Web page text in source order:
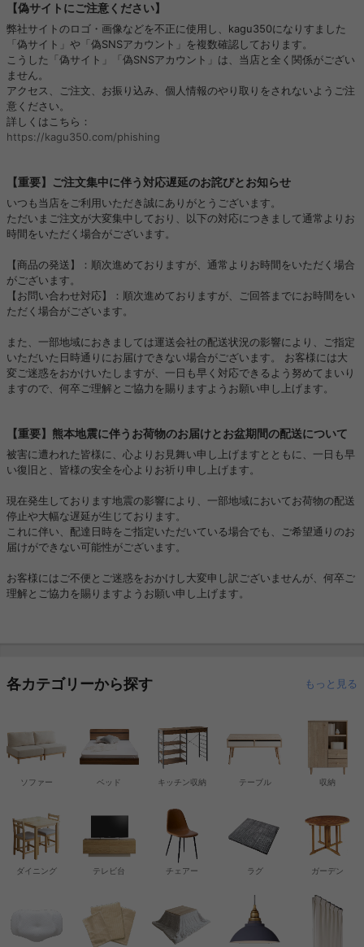
【偽サイトにご注意ください】
弊社サイトのロゴ・画像などを不正に使用し、kagu350になりすました
「偽サイト」や「偽SNSアカウント」を複数確認しております。
こうした「偽サイト」「偽SNSアカウント」は、当店と全く関係がござい
ません。
アクセス、ご注文、お振り込み、個人情報のやり取りをされないようご注
意ください。
詳しくはこちら：
https://kagu350.com/phishing
【重要】ご注文集中に伴う対応遅延のお詫びとお知らせ
いつも当店をご利用いただき誠にありがとうございます。
ただいまご注文が大変集中しており、以下の対応につきまして通常よりお
時間をいただく場合がございます。
【商品の発送】：順次進めておりますが、通常よりお時間をいただく場合
がございます。
【お問い合わせ対応】：順次進めておりますが、ご回答までにお時間をい
ただく場合がございます。
また、一部地域におきましては運送会社の配送状況の影響により、ご指定
いただいた日時通りにお届けできない場合がございます。 お客様には大
変ご迷惑をおかけいたしますが、一日も早く対応できるよう努めてまいり
ますので、何卒ご理解とご協力を賜りますようお願い申し上げます。
【重要】熊本地震に伴うお荷物のお届けとお盆期間の配送について
被害に遭われた皆様に、心よりお見舞い申し上げますとともに、一日も早
い復旧と、皆様の安全を心よりお祈り申し上げます。
現在発生しております地震の影響により、一部地域においてお荷物の配送
停止や大幅な遅延が生じております。
これに伴い、配達日時をご指定いただいている場合でも、ご希望通りのお
届けができない可能性がございます。
お客様にはご不便とご迷惑をおかけし大変申し訳ございませんが、何卒ご
理解とご協力を賜りますようお願い申し上げます。
各カテゴリーから探す もっと見る
ソファー ベッド 収納
キッチン収納
チェアー
テーブル
テレビ台
ダイニング ラグ ガーデン